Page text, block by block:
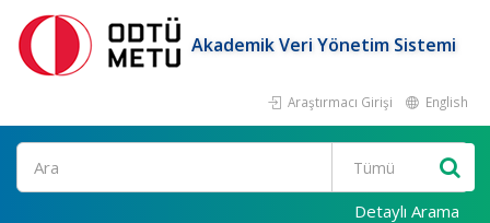
Akademik Veri Yönetim Sistemi
Araştırmacı Girişi English
Ara
Detaylı Arama